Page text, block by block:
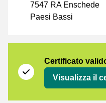
7547 RA Enschede
Paesi Bassi
Certificato
Visualizza il